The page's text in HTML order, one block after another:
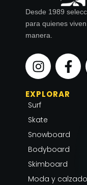
Desde 1989
para quienes
manera.
I
n
s
t
a
g
r
a
m
F
a
c
e
o
k
f
EXPLORAR
Surf
Skate
Snowboard
Bodyboard
Skimboard
Moda y calzado